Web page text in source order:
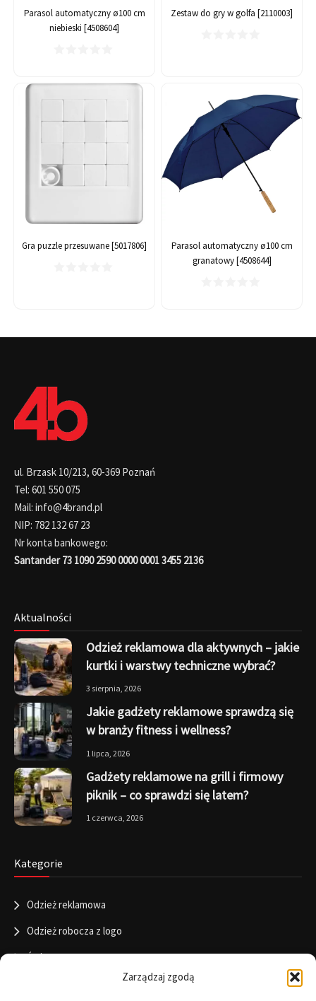
Zarządzaj zgodą
Parasol automatyczny ø100 cm
niebieski [4508604]
Zestaw do gry w golfa [2110003]
Gra puzzle przesuwane [5017806]
Parasol automatyczny ø100 cm
granatowy [4508644]
ul. Brzask 10/213, 60-369 Poznań
Tel: 601 550 075
Mail: info@4brand.pl
NIP: 782 132 67 23
Nr konta bankowego:
Santander 73 1090 2590 0000 0001 3455 2136
Aktualności
Odzież reklamowa dla aktywnych – jakie
kurtki i warstwy techniczne wybrać?
3 sierpnia, 2026
Jakie gadżety reklamowe sprawdzą się
w branży fitness i wellness?
1 lipca, 2026
Gadżety reklamowe na grill i firmowy
piknik – co sprawdzi się latem?
1 czerwca, 2026
Kategorie
Odzież reklamowa
Odzież robocza z logo
Święta